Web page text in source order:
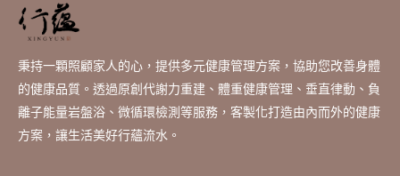
秉持一顆照顧家人的心，提供多元健康管理方案，協助您改善身體
的健康品質。透過原創代謝力重建、體重健康管理、垂直律動、負
離子能量岩盤浴、微循環檢測等服務，客製化打造由內而外的健康
方案，讓生活美好行蘊流水。